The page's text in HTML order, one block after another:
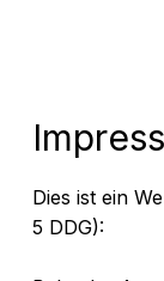
Dies ist ein
5 DDG):